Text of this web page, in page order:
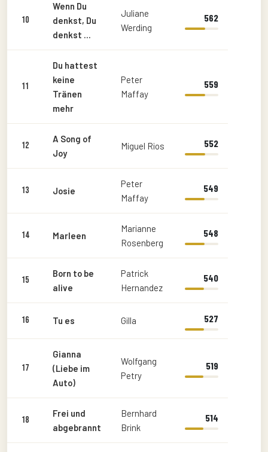
10
Wenn Du
denkst, Du
denkst ...
Juliane
Werding
562
11
Du hattest
keine
Tränen
mehr
Peter
Maffay
559
12
A Song of
Joy
Miguel Rios 552
13 Josie
Peter
Maffay
549
14 Marleen
Marianne
Rosenberg
548
15
Born to be
alive
Patrick
Hernandez
540
16 Tu es Gilla 527
17
Gianna
(Liebe im
Auto)
Wolfgang
Petry
519
18
Frei und
abgebrannt
Bernhard
Brink
514